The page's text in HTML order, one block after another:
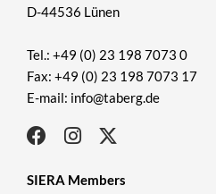
SIERA Members
D-44536 Lünen
Tel.: +49 (0) 23 198 7073 0
Fax: +49 (0) 23 198 7073 17
E-mail: info@taberg.de